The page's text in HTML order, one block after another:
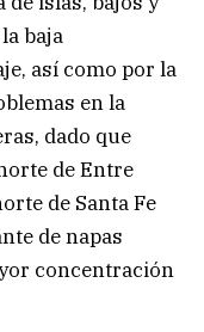
baja
así como por la
en la
dado que
de Entre
de Santa Fe
de napas
concentración